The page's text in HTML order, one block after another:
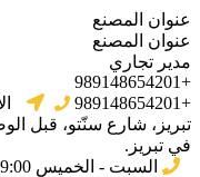
عنوان المصنع
عنوان المصنع
مدير تجاري
+989148654201
+989148654201
تبریز، شارع سنّتو، قبل
في تبریز.
السبت - الخميس 09:00 - 21:00